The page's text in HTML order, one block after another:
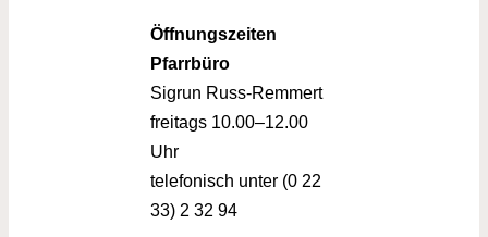
Öffnungszeiten
Pfarrbüro
Sigrun Russ-Remmert
freitags 10.00–12.00
Uhr
telefonisch unter (0 22
33) 2 32 94